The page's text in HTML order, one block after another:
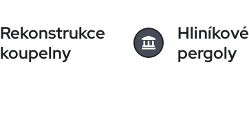
Rekonstrukce
koupelny
Hliníkové
pergoly